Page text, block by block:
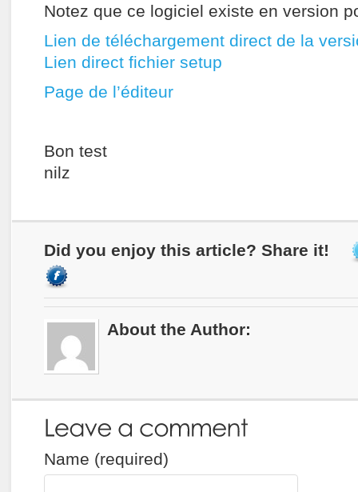
Notez que ce logiciel existe en version
Lien de téléchargement direct de la
Lien direct fichier setup
Page de l’éditeur
Bon test
nilz
Did you enjoy this article? Share it!
About the Author:
Name (required)